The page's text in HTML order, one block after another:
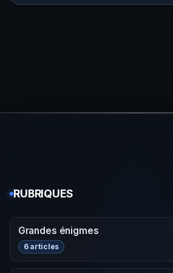
RUBRIQUES
Grandes énigmes
6 articles